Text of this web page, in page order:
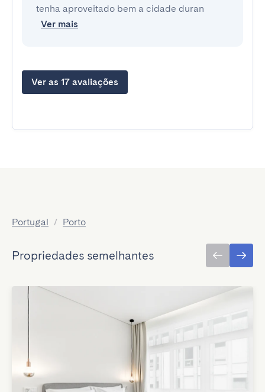
tenha aproveitado bem a cidade duran
Ver mais
Ver as 17 avaliações
Portugal / Porto
Propriedades semelhantes